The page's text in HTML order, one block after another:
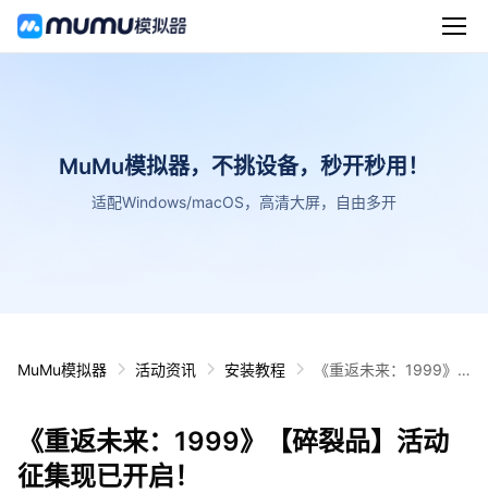
MuMu模拟器，不挑设备，秒开秒用！
适配Windows/macOS，高清大屏，自由多开
MuMu模拟器 活动资讯 安装教程
《重返未来：1999》
《重返未来：1999》【碎裂品】活动
征集现已开启！